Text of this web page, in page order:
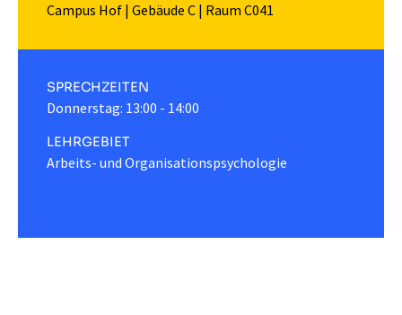
Campus Hof | Gebäude C | Raum C041
SPRECHZEITEN
Donnerstag: 13:00 - 14:00
LEHRGEBIET
Arbeits- und Organisationspsychologie